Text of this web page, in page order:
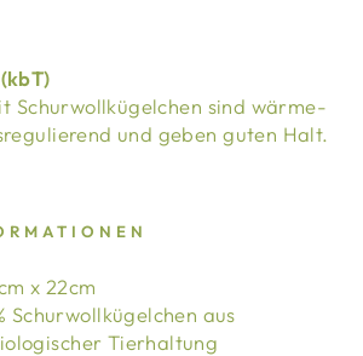
Schurwollkügelchen sind wärme-
und geben guten Halt.
x 22cm
Schurwollkügelchen aus
Tierhaltung